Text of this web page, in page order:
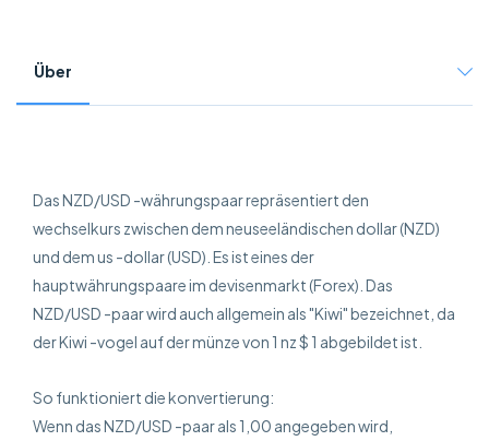
Über
Das NZD/USD -währungspaar repräsentiert den
wechselkurs zwischen dem neuseeländischen dollar (NZD)
und dem us -dollar (USD). Es ist eines der
hauptwährungspaare im devisenmarkt (Forex). Das
NZD/USD -paar wird auch allgemein als "Kiwi" bezeichnet, da
der Kiwi -vogel auf der münze von 1 nz $ 1 abgebildet ist.
So funktioniert die konvertierung:
Wenn das NZD/USD -paar als 1,00 angegeben wird,